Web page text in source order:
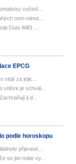
vyčistí...
osm minut....
číslo IMEI ...
EPCG
stojí za jejic...
je schvál...
ji d...
podle horoskopu
připravit...
se jim máte vy...